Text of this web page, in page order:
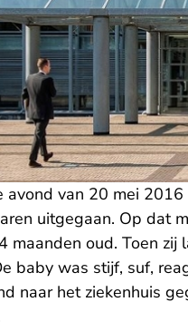
avond van 20 mei
uitgegaan. Op dat
maanden oud. Toen
baby was stijf, suf,
naar het ziekenhuis